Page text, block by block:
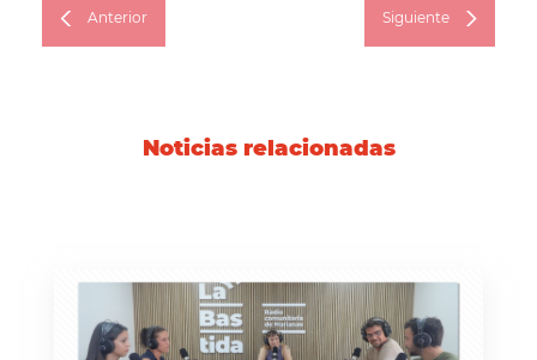
Anterior Siguiente
Noticias relacionadas